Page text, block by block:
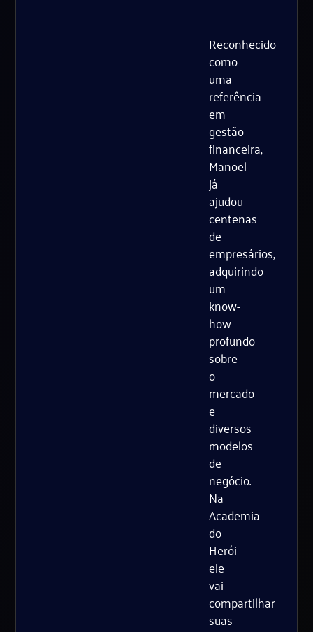
Reconhecido
como
uma
referência
em
gestão
financeira,
Manoel
já
ajudou
centenas
de
empresários,
adquirindo
um
know-
how
profundo
sobre
o
mercado
e
diversos
modelos
de
negócio.
Na
Academia
do
Herói
ele
vai
compartilhar
suas